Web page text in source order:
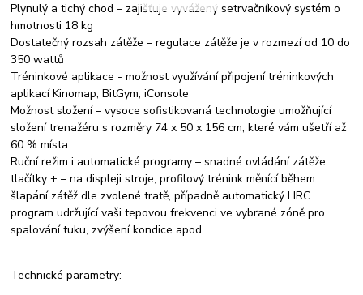
Plynulý a tichý chod – zajišťuje vyvážený setrvačníkový systém o
hmotnosti 18 kg
Dostatečný rozsah zátěže – regulace zátěže je v rozmezí od 10 do
350 wattů
Tréninkové aplikace - možnost využívání připojení tréninkových
aplikací Kinomap, BitGym, iConsole
Možnost složení – vysoce sofistikovaná technologie umožňující
složení trenažéru s rozměry 74 x 50 x 156 cm, které vám ušetří až
60 % místa
Ruční režim i automatické programy – snadné ovládání zátěže
tlačítky + – na displeji stroje, profilový trénink měnící během
šlapání zátěž dle zvolené tratě, případně automatický HRC
program udržující vaši tepovou frekvenci ve vybrané zóně pro
spalování tuku, zvýšení kondice apod.
Technické parametry: